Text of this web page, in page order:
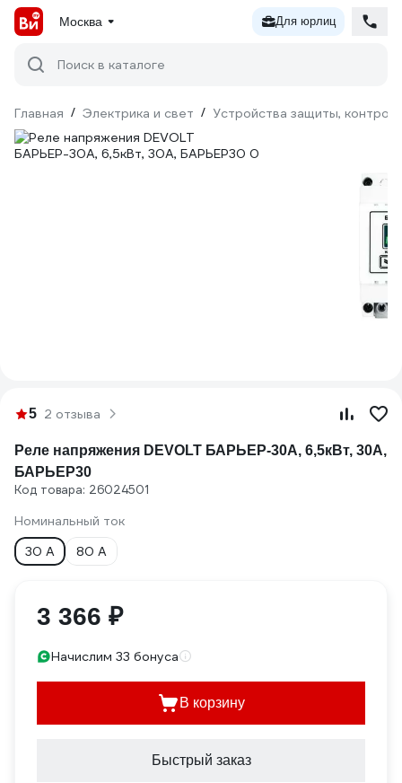
Москва Для юрлиц
Поиск в каталоге
Главная / Электрика и свет / Устройства защиты,
5 2 отзыва
Реле напряжения DEVOLT БАРЬЕР-30A, 6,5кВт, 30А,
БАРЬЕР30
Код товара: 26024501
Номинальный ток
30 А
80 А
3 366 ₽
Начислим 33 бонуса
В корзину
Быстрый заказ